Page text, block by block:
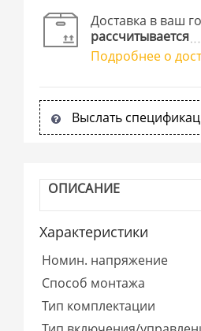
Доставка в ваш
рассчитывается
Подробнее о
Выслать
ОПИСАНИЕ
Характеристики
Номин. напряжение
Способ монтажа
Тип комплектации